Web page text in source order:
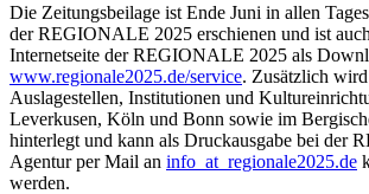
Die Zeitungsbeilage ist Ende Juni in allen
der REGIONALE 2025 erschienen und ist
Internetseite der REGIONALE 2025 als
www.regionale2025.de/service. Zusätzlich
Auslagestellen, Institutionen und
Leverkusen, Köln und Bonn sowie im
hinterlegt und kann als Druckausgabe bei der
Agentur per Mail an info _at_ regionale2025.de
werden.